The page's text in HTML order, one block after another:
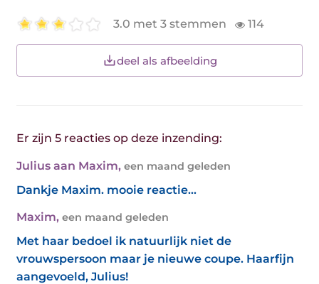
3.0 met 3 stemmen 114
deel als afbeelding
Er zijn 5 reacties op deze inzending:
Julius aan Maxim, een maand geleden
Dankje Maxim. mooie reactie...
Maxim, een maand geleden
Met haar bedoel ik natuurlijk niet de
vrouwspersoon maar je nieuwe coupe. Haarfijn
aangevoeld, Julius!